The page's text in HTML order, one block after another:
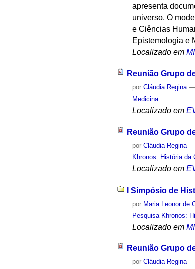
apresenta
universo. O
e Ciências
Epistemologia e
Localizado em
Reunião Grupo
porCláudia Regina —
Medicina
Localizado em
Reunião Grupo
porCláudia Regina —
Khronos: História da
Localizado em
I Simpósio de
por Maria Leonor de
Pesquisa Khronos:
Localizado em
Reunião Grupo
porCláudia Regina —